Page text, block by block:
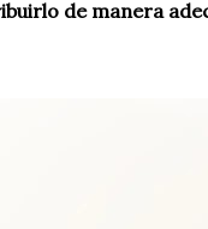
de manera